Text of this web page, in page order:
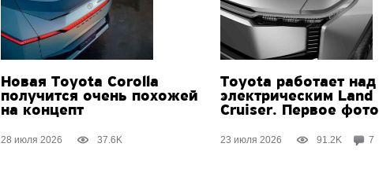
Новая Toyota Corolla
получится очень похожей
на концепт
28 июля 2026 37.6K
Toyota работает над
электрическим Land
Cruiser. Первое фото
23 июля 2026 91.2K 7